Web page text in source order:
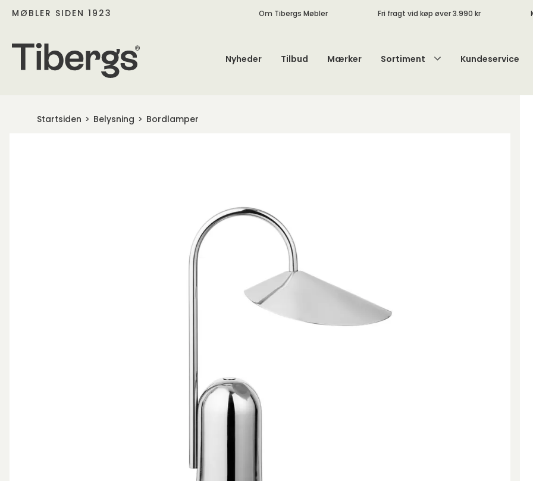
MØBLER SIDEN 1923 Om Tibergs Møbler Fri fragt vid køp øver 3.990 kr
Nyheder Tilbud Mærker Sortiment Kundeservice
Startsiden Belysning Bordlamper